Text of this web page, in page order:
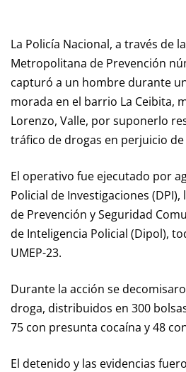
La Policía Nacional, a través de
Metropolitana de Prevención
capturó a un hombre durante
morada en el barrio La Ceibita,
Lorenzo, Valle, por suponerlo
tráfico de drogas en perjuicio
El operativo fue ejecutado por
Policial de Investigaciones
de Prevención y Seguridad
de Inteligencia Policial (Dipol),
UMEP-23.
Durante la acción se
droga, distribuidos en 300
75 con presunta cocaína y 48
El detenido y las evidencias